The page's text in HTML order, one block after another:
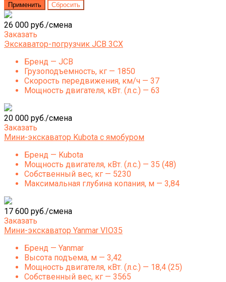
26 000 руб./смена
Заказать
Экскаватор-погрузчик JCB 3CX
Бренд — JCB
Грузоподъемность, кг — 1850
Скорость передвижения, км/ч — 37
Мощность двигателя, кВт. (л.с.) — 63
20 000 руб./смена
Заказать
Мини-экскаватор Kubota с ямобуром
Бренд — Kubota
Мощность двигателя, кВт. (л.с.) — 35 (48)
Собственный вес, кг — 5230
Максимальная глубина копания, м — 3,84
17 600 руб./смена
Заказать
Мини-экскаватор Yanmar VIO35
Бренд — Yanmar
Высота подъема, м — 3,42
Мощность двигателя, кВт. (л.с.) — 18,4 (25)
Собственный вес, кг — 3565